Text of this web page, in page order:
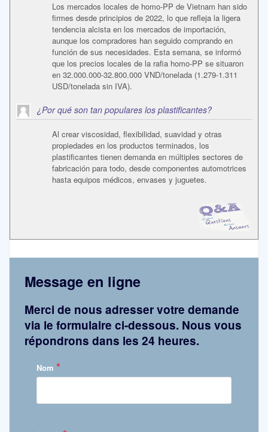
Los mercados locales de homo-PP de Vietnam han sido
firmes desde principios de 2022, lo que refleja la ligera
tendencia alcista en los mercados de importación,
aunque los compradores han seguido comprando en
función de sus necesidades. Esta semana, se informó
que los precios locales de la rafia homo-PP se situaron
en 32.000.000-32.800.000 VND/tonelada (1.279-1.311
USD/tonelada sin IVA).
¿Por qué son tan populares los plastificantes?
Al crear viscosidad, flexibilidad, suavidad y otras
propiedades en los productos terminados, los
plastificantes tienen demanda en múltiples sectores de
fabricación para todo, desde componentes automotrices
hasta equipos médicos, envases y juguetes.
Message en ligne
Merci de nous adresser votre demande
via le formulaire ci-dessous. Nous vous
répondrons dans les 24 heures.
Nom *